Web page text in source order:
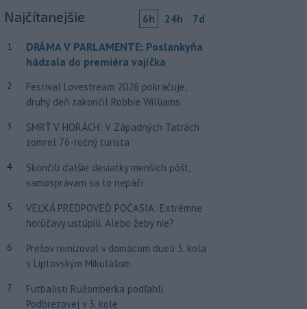
Najčítanejšie 6h 24h 7d
1
DRÁMA V PARLAMENTE: Poslankyňa
hádzala do premiéra vajíčka
2
Festival Lovestream 2026 pokračuje,
druhý deň zakončil Robbie Williams
3
SMRŤ V HORÁCH: V Západných Tatrách
zomrel 76-ročný turista
4
Skončili ďalšie desiatky menších pôšt,
samosprávam sa to nepáči
5
VEĽKÁ PREDPOVEĎ POČASIA: Extrémne
horúčavy ustúpili. Alebo žeby nie?
6
Prešov remizoval v domácom dueli 3. kola
s Liptovským Mikulášom
7
Futbalisti Ružomberka podľahli
Podbrezovej v 3. kole